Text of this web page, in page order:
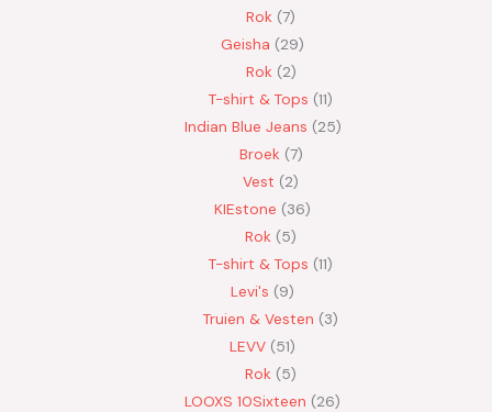
Rok 7
Geisha
29
Rok 2
T-shirt & Tops 11
Indian Blue Jeans 25
Broek 7
Vest
2
KIEstone
36
Rok 5
T-shirt & Tops 11
Levi's
9
Truien & Vesten
3
LEVV 51
Rok 5
LOOXS 10Sixteen
26